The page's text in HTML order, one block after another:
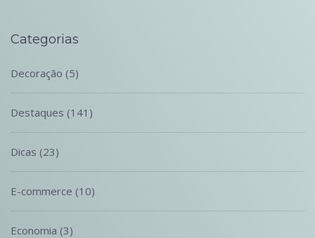
Categorias
Decoração (5)
Destaques (141)
Dicas (23)
E-commerce (10)
Economia (3)